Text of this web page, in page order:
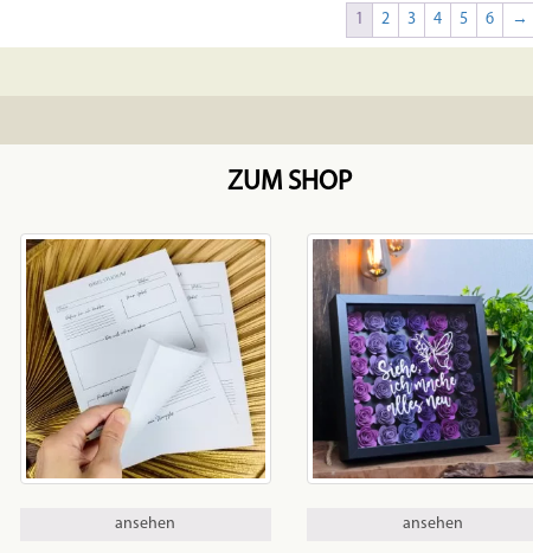
1 2 3 4 5 6 →
ZUM SHOP
ansehen ansehen